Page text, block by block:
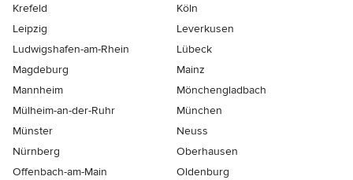
Krefeld
Köln
Leipzig
Leverkusen
Ludwigshafen-am-Rhein
Lübeck
Magdeburg
Mainz
Mannheim
Mönchen­gladbach
Mülheim-an-der-Ruhr
München
Münster
Neuss
Nürnberg
Oberhausen
Offenbach-am-Main
Oldenburg